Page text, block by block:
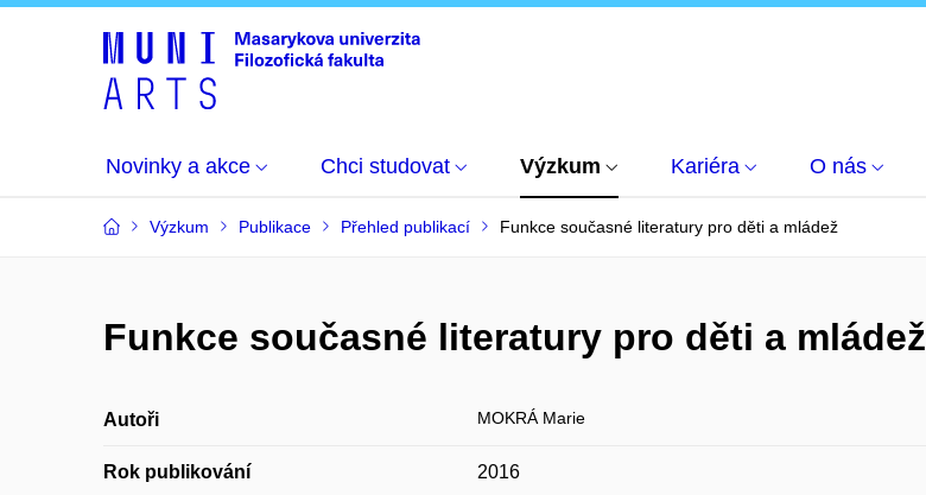
Novinky a akce Chci studovat Výzkum Kariéra O nás
Výzkum Publikace Přehled publikací Funkce současné literatury pro děti a mládež
Funkce současné literatury pro děti a mládež
Autoři MOKRÁ Marie
Rok publikování 2016